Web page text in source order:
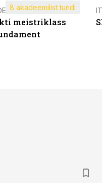
meistriklass
8 akadeemilist tundi